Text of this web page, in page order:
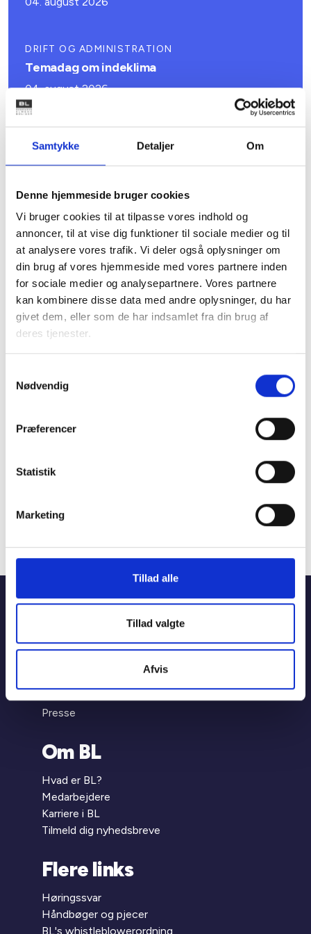
Samtykke Detaljer Om
Denne hjemmeside bruger cookies
Vi bruger cookies til at tilpasse vores indhold og
annoncer, til at vise dig funktioner til sociale medier og til
at analysere vores trafik. Vi deler også oplysninger om
din brug af vores hjemmeside med vores partnere inden
for sociale medier og analysepartnere. Vores partnere
kan kombinere disse data med andre oplysninger, du har
givet dem, eller som de har indsamlet fra din brug af
deres tjenester.
Nødvendig
Præferencer
Statistik
Marketing
Tillad alle
Tillad valgte
Afvis
DRIFT OG ADMINISTRATION
Temadag om indeklima
04. august 2026
Studiestræde 50,
Mariane Thomsens Gade 2F,
Ebl@bl.dk
Presse
Om BL
Hvad er BL?
Medarbejdere
Karriere i BL
Tilmeld dig nyhedsbreve
Flere links
Høringssvar
Håndbøger og pjecer
BL's whistleblowerordning